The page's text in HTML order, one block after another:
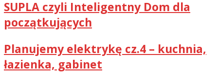
SUPLA czyli Inteligentny Dom dla
początkujących
Planujemy elektrykę cz.4 – kuchnia,
łazienka, gabinet